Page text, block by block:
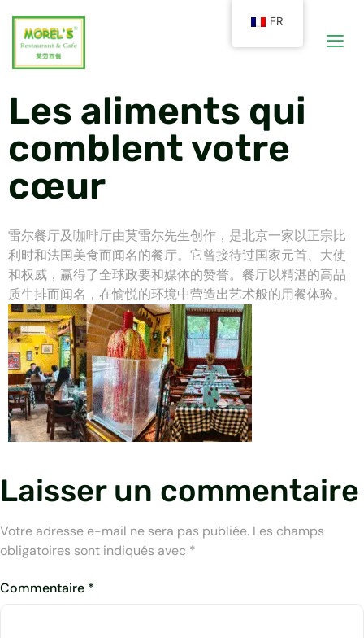
Les aliments qui
comblent votre
cœur
雷尔餐厅及咖啡厅由莫雷尔先生创作，是北京一家以正宗比
利时和法国美食而闻名的餐厅。它曾接待过国家元首、大使
和权威，赢得了全球政要和媒体的赞誉。餐厅以精湛的高品
质牛排而闻名，在愉悦的环境中营造出艺术般的用餐体验。
Laisser un commentaire
Votre adresse e-mail ne sera pas publiée. Les champs
obligatoires sont indiqués avec *
Commentaire *
FR